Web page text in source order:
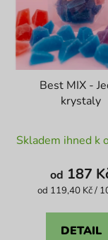
Best MIX -
krystaly
je
z
Skladem ihned k
od 187
Měrná
od 119,40 Kč /
DETAIL